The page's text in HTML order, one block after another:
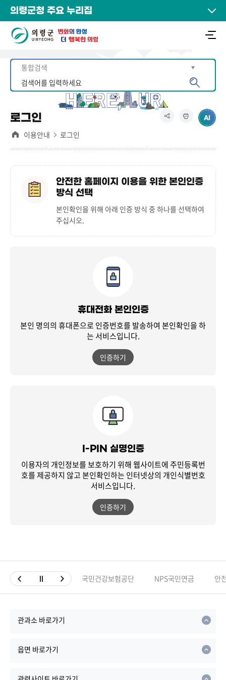
의령군청 주요 누리집
로그인
이용안내 로그인
안전한 홈페이지 이용을 위한 본인인증
방식 선택
본인확인을 위해 아래 인증 방식 중 하나를 선택하여
주십시오.
휴대전화 본인인증
본인 명의의 휴대폰으로 인증번호를 발송하여 본인확인을 하
는 서비스입니다.
인증하기
I-PIN 실명인증
이용자의 개인정보를 보호하기 위해 웹사이트에 주민등록번
호를 제공하지 않고본인확인하는 인터넷상의 개인식별번호
서비스입니다.
인증하기
국민건강보험공단 NPS국민연금 안
관과소 바로가기
읍면 바로가기